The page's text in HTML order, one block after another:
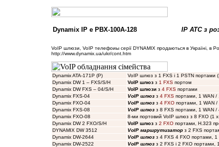
Dynamix IP e PBX-100A-128 IP ATC з
VoIP шлюзи, VoIP телефоиы серії DYNAMIX продаються в Україні, в
http://www.dynamix.ua/ukr/cont.htm
Dynamix ATA-171P (P)
VoIP шлюз з 1 FXS і 1 PSTN портами
Dynamix DW 1 – FXS/S/H
VoIP шлюз з 1 FXS портом
Dynamix DW FXS – 04/S/H
VoIP шлюзи з 4 FXS портами
Dynamix FXS-04
VoIP шлюз з 4 FXS портами, 1 WAN /
Dynamix FXO-04
VoIP шлюз з 4 FXO портами, 1 WAN /
Dynamix FXS-08
VoIP шлюз з 8 FXS портами, 1 WAN /
Dynamix FXO-08
8-ми портовий VoIP шлюз з 8 FXO (1
Dynamix DW 2 FXO/S/H
VoIP шлюз з 2 FXO портами, H.323
DYNAMIX DW 3512
VoIP маршрутизатор з 2 FXS
Dynamix DW-2644
VoIP шлюз з 4 FXS 4 FXO портами, 1
Dynamix DW-2522
VoIP шлюз з 2 FXS і 2 FXO портами,